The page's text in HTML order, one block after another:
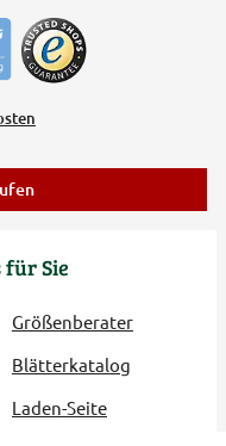
für Sie
Größenberater
Blätterkatalog
Laden-Seite